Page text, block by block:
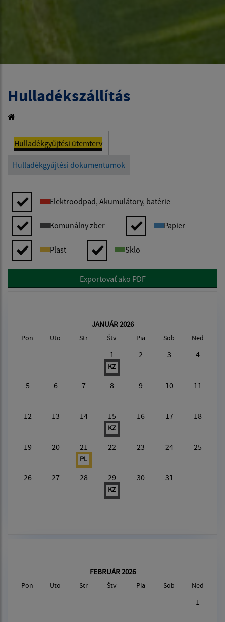
Hulladékszállítás
Hulladékgyűjtési ütemterv
Hulladékgyűjtési dokumentumok
Elektroodpad, Akumulátory, batérie
Komunálny zber Papier
Plast Sklo
Exportovať ako PDF
JANUÁR 2026
Pon Uto Str Štv Pia Sob Ned
1
KZ
2 3 4
5 6 7 8 9 10 11
12 13 14 15
KZ
16 17 18
19 20 21
PL
22 23 24 25
26 27 28 29
KZ
30 31
FEBRUÁR 2026
Pon Uto Str Štv Pia Sob Ned
1